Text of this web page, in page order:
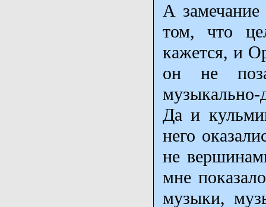
А
том, что
кажется, и
он не
музыкально-
Да и
него
не
мне
музыки,